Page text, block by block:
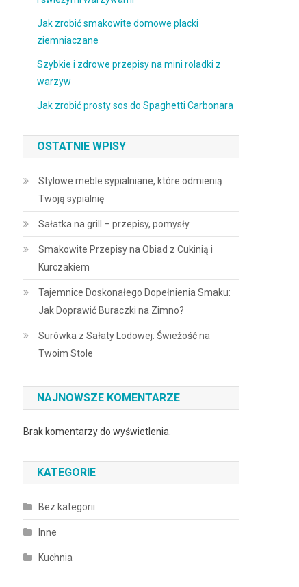
Jak zrobić smakowite domowe placki
ziemniaczane
Szybkie i zdrowe przepisy na mini roladki z
warzyw
Jak zrobić prosty sos do Spaghetti Carbonara
OSTATNIE WPISY
Stylowe meble sypialniane, które odmienią
Twoją sypialnię
Sałatka na grill – przepisy, pomysły
Smakowite Przepisy na Obiad z Cukinią i
Kurczakiem
Tajemnice Doskonałego Dopełnienia Smaku:
Jak Doprawić Buraczki na Zimno?
Surówka z Sałaty Lodowej: Świeżość na
Twoim Stole
NAJNOWSZE KOMENTARZE
Brak komentarzy do wyświetlenia.
KATEGORIE
Bez kategorii
Inne
Kuchnia